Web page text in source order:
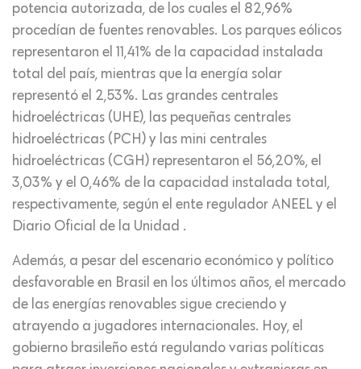
potencia autorizada, de los cuales el 82,96%
procedían de fuentes renovables. Los parques eólicos
representaron el 11,41% de la capacidad instalada
total del país, mientras que la energía solar
representó el 2,53%. Las grandes centrales
hidroeléctricas (UHE), las pequeñas centrales
hidroeléctricas (PCH) y las mini centrales
hidroeléctricas (CGH) representaron el 56,20%, el
3,03% y el 0,46% de la capacidad instalada total,
respectivamente, según el ente regulador ANEEL y el
Diario Oficial de la Unidad .
Además, a pesar del escenario económico y político
desfavorable en Brasil en los últimos años, el mercado
de las energías renovables sigue creciendo y
atrayendo a jugadores internacionales. Hoy, el
gobierno brasileño está regulando varias políticas